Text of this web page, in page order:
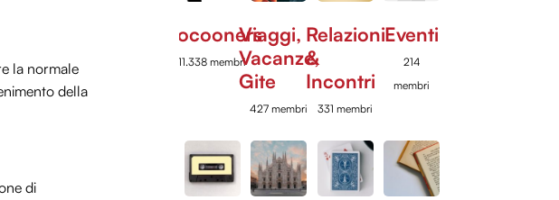
la normale
della
di
Cocooners
11.338 membri
Viaggi,
Vacanze,
Gite
427 membri
Relazioni
&
Incontri
331 membri
Eventi
214
membri